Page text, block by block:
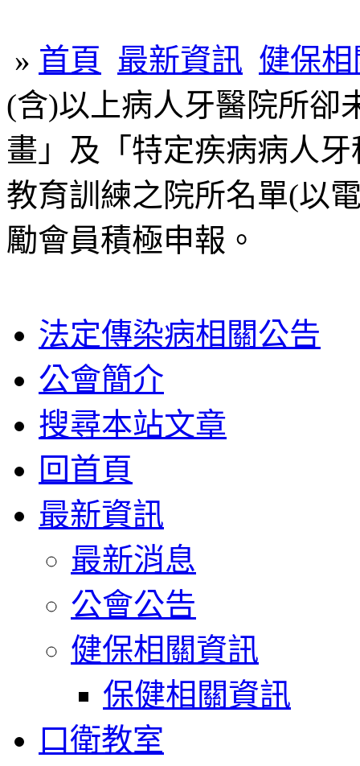
» 首頁 最新資訊 健保
(含)以上病人牙醫院所卻
畫」及「特定疾病病人
教育訓練之院所名單(以
勵會員積極申報。
法定傳染病相關公告
公會簡介
搜尋本站文章
回首頁
最新資訊
最新消息
公會公告
健保相關資訊
保健相關資訊
口衛教室